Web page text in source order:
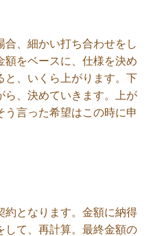
、細かい打ち合わせをし
額をベースに、仕様を決め
と、いくら上がります。下
ら、決めていきます。上が
う言った希望はこの時に申
となります。金額に納得
して、再計算。最終金額の